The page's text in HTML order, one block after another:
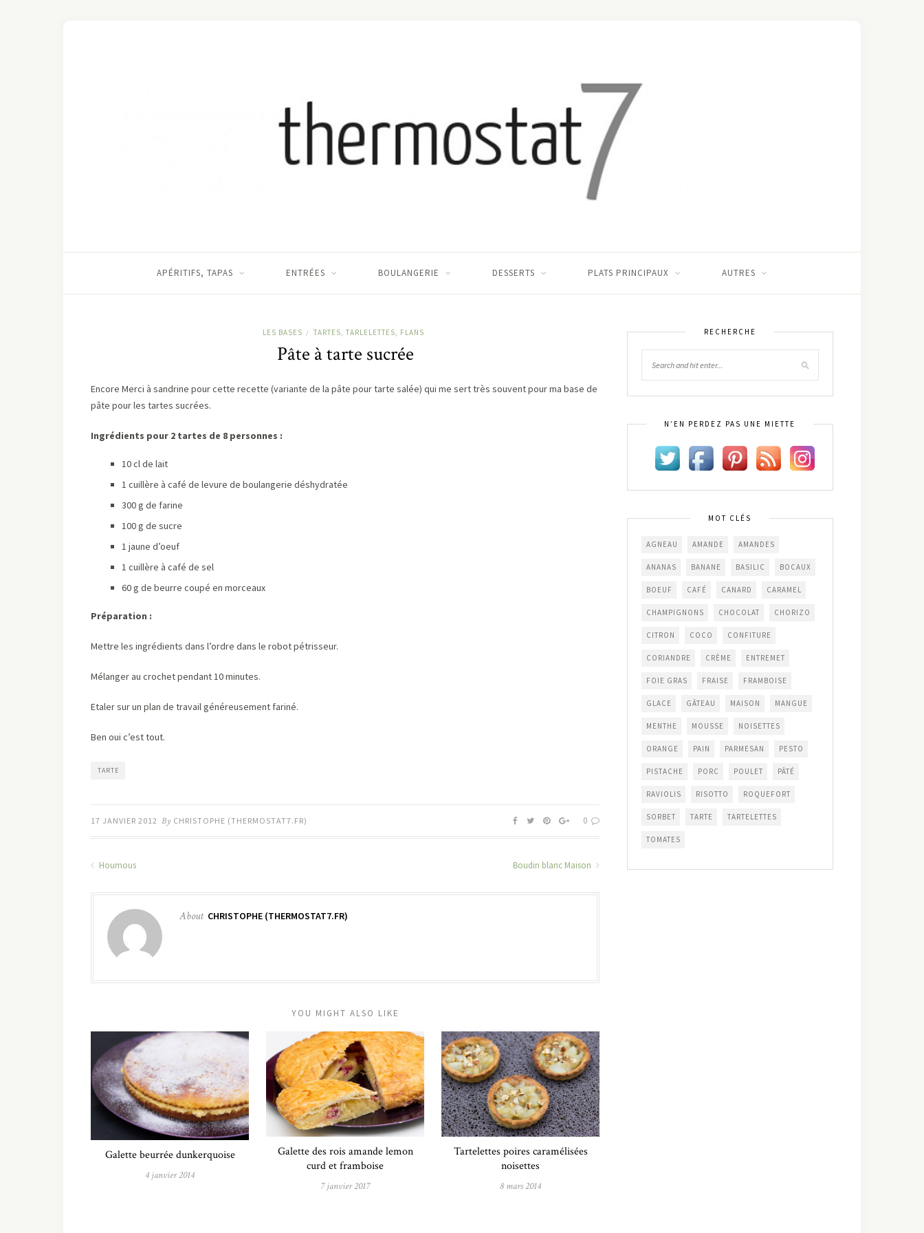
APÉRITIFS, TAPAS ENTRÉES BOULANGERIE DESSERTS PLATS PRINCIPAUX AUTRES
LES BASES / TARTES, TARLELETTES, FLANS
Pâte à tarte sucrée
Encore Merci à sandrine pour cette recette (variante de la pâte pour tarte salée) qui me sert très souvent pour ma base de
pâte pour les tartes sucrées.
Ingrédients pour 2 tartes de 8 personnes :
10 cl de lait
1 cuillère à café de levure de boulangerie déshydratée
300 g de farine
100 g de sucre
1 jaune d’oeuf
1 cuillère à café de sel
60 g de beurre coupé en morceaux
Préparation :
Mettre les ingrédients dans l’ordre dans le robot pétrisseur.
Mélanger au crochet pendant 10 minutes.
Etaler sur un plan de travail généreusement fariné.
Ben oui c’est tout.
TARTE
17 JANVIER 2012 By CHRISTOPHE (THERMOSTAT7.FR) 0
Houmous Boudin blanc Maison
About CHRISTOPHE (THERMOSTAT7.FR)
YOU MIGHT ALSO LIKE
Galette beurrée dunkerquoise
4 janvier 2014
Galette des rois amande lemon
curd et framboise
7 janvier 2017
Tartelettes poires caramélisées
noisettes
8 mars 2014
RECHERCHE
N’EN PERDEZ PAS UNE MIETTE
MOT CLÉS
AGNEAU AMANDE AMANDES
ANANAS BANANE BASILIC BOCAUX
BOEUF CAFÉ CANARD CARAMEL
CHAMPIGNONS CHOCOLAT CHORIZO
CITRON COCO CONFITURE
CORIANDRE CRÈME ENTREMET
FOIE GRAS FRAISE FRAMBOISE
GLACE GÂTEAU MAISON MANGUE
MENTHE MOUSSE NOISETTES
ORANGE PAIN PARMESAN PESTO
PISTACHE PORC POULET PÂTÉ
RAVIOLIS RISOTTO ROQUEFORT
SORBET TARTE TARTELETTES
TOMATES